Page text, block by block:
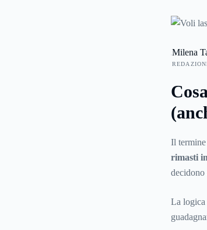
molto
tempo
cosa
dice il
Milena
Il
rimasti
decidono
La logica